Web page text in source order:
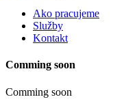
Ako pracujeme
Služby
Kontakt
Comming soon
Comming soon